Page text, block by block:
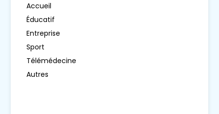
Accueil
Éducatif
Entreprise
Sport
Télémédecine
Autres